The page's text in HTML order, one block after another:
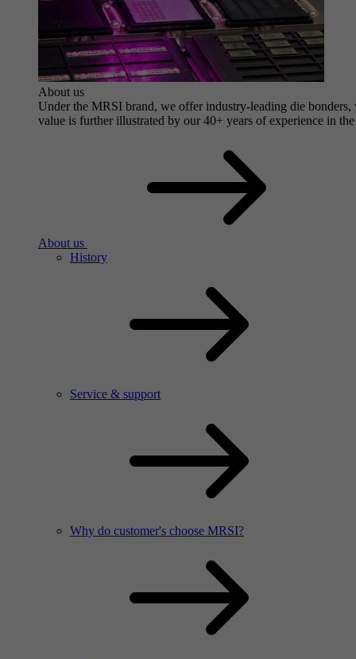
About us
Under the MRSI brand, we offer industry-leading die
value is further illustrated by our 40+ years of experience in
About us
History
Service & support
Why do customer's choose MRSI?